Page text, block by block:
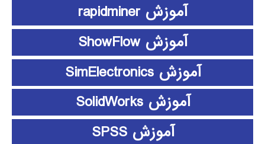
آموزش rapidminer
آموزش ShowFlow
آموزش SimElectronics
آموزش SolidWorks
آموزش SPSS